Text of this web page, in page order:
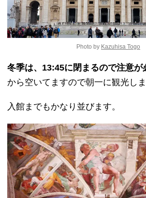
Photo by Kazuhisa Togo
冬季は、13:45に閉まるので注意が
から空いてますので朝一に観光しま
入館までもかなり並びます。